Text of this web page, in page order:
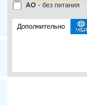
AO - без питания
Дополнительно